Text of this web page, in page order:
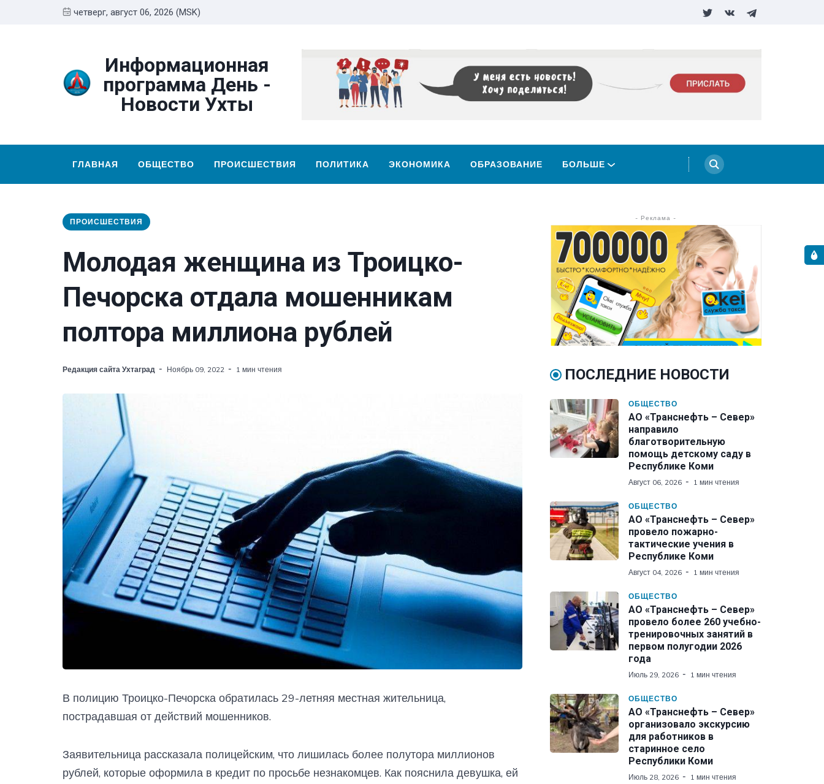
четверг, август 06, 2026 (MSK)
Информационная
программа День -
Новости Ухты
ГЛАВНАЯ ОБЩЕСТВО ПРОИСШЕСТВИЯ ПОЛИТИКА ЭКОНОМИКА ОБРАЗОВАНИЕ БОЛЬШЕ
ПРОИСШЕСТВИЯ
Молодая женщина из Троицко-
Печорска отдала мошенникам
полтора миллиона рублей
Редакция сайта Ухтаград Ноябрь 09, 2022 1 мин чтения
В полицию Троицко-Печорска обратилась 29-летняя местная жительница,
пострадавшая от действий мошенников.
Заявительница рассказала полицейским, что лишилась более полутора миллионов
рублей, которые оформила в кредит по просьбе незнакомцев. Как пояснила девушка, ей
- Реклама -
ПОСЛЕДНИЕ НОВОСТИ
ОБЩЕСТВО
АО «Транснефть – Север»
направило
благотворительную
помощь детскому саду в
Республике Коми
Август 06, 2026 1 мин чтения
ОБЩЕСТВО
АО «Транснефть – Север»
провело пожарно-
тактические учения в
Республике Коми
Август 04, 2026 1 мин чтения
ОБЩЕСТВО
АО «Транснефть – Север»
провело более 260 учебно-
тренировочных занятий в
первом полугодии 2026
года
Июль 29, 2026 1 мин чтения
ОБЩЕСТВО
АО «Транснефть – Север»
организовало экскурсию
для работников в
старинное село
Республики Коми
Июль 28, 2026 1 мин чтения